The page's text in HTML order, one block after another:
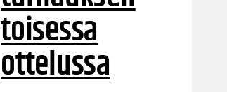
toisessa
ottelussa